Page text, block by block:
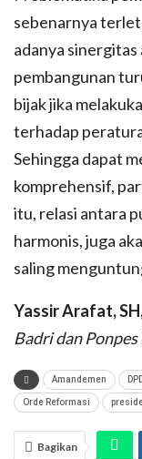
sebenarnya
adanya
pembangunan
bijak jika
terhadap
Sehingga dapat
komprehensif,
itu, relasi antara
harmonis, juga
saling
Yassir Arafat,
Badri dan
Amandemen
Orde Reformasi
Bagikan